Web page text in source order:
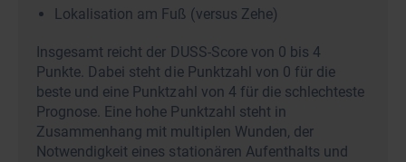
Lokalisation am Fuß (versus Zehe)
Insgesamt reicht der DUSS-Score von 0 bis 4
Punkte. Dabei steht die Punktzahl von 0 für die
beste und eine Punktzahl von 4 für die schlechteste
Prognose. Eine hohe Punktzahl steht in
Zusammenhang mit multiplen Wunden, der
Notwendigkeit eines stationären Aufenthalts und